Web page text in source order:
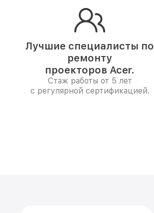
Лучшие специалисты по
ремонту
проекторов Acer.
Стаж работы от 5 лет
с регулярной сертификацией.